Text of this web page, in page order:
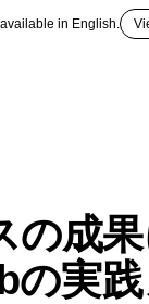
in English.
の成
の実